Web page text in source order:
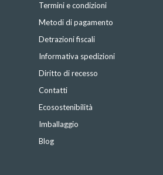
Termini e condizioni
Metodi di pagamento
Detrazioni fiscali
Informativa spedizioni
Diritto di recesso
Contatti
Ecosostenibilità
Imballaggio
Blog